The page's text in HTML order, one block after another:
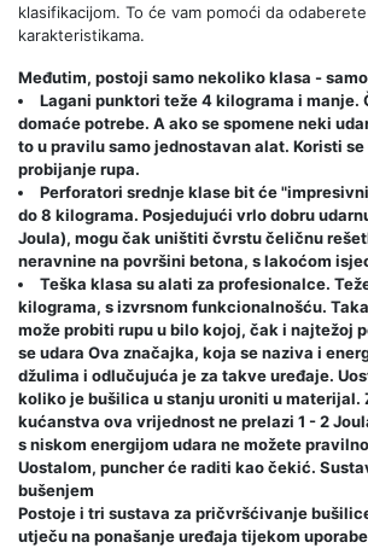
klasifikacijom. To će vam pomoći da
karakteristikama.
Međutim, postoji samo nekoliko klasa -
Lagani punktori teže 4 kilograma i manje.
domaće potrebe. A ako se spomene neki
to u pravilu samo jednostavan alat. Koristi se
probijanje rupa.
Perforatori srednje klase bit će
do 8 kilograma. Posjedujući vrlo dobru
Joula), mogu čak uništiti čvrstu čeličnu
neravnine na površini betona, s lakoćom
Teška klasa su alati za profesionalce.
kilograma, s izvrsnom funkcionalnošću.
može probiti rupu u bilo kojoj, čak i najtežoj
se udara Ova značajka, koja se naziva i
džulima i odlučujuća je za takve uređaje.
koliko je bušilica u stanju uroniti u materijal.
kućanstva ova vrijednost ne prelazi 1 - 2
s niskom energijom udara ne možete
Uostalom, puncher će raditi kao čekić.
bušenjem
Postoje i tri sustava za pričvršćivanje
utječu na ponašanje uređaja tijekom